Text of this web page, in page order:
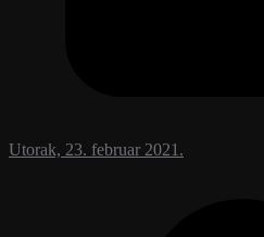
Utorak, 23. februar 2021.